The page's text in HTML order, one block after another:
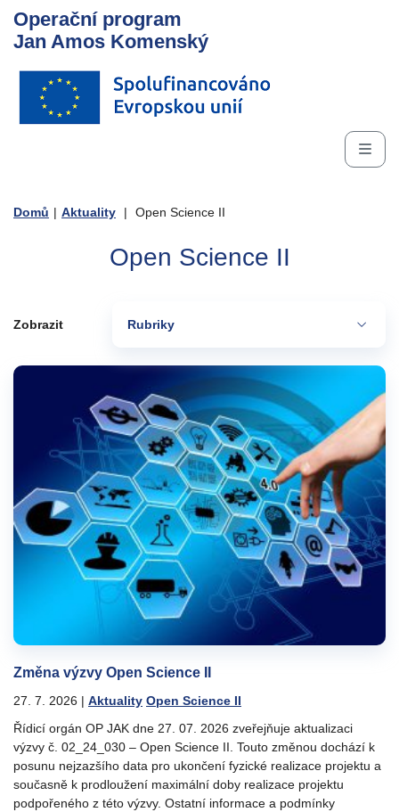
Operační program
Jan Amos Komenský
Domů | Aktuality | Open Science II
Open Science II
Zobrazit Rubriky
Změna výzvy Open Science II
27. 7. 2026 | Aktuality Open Science II
Řídicí orgán OP JAK dne 27. 07. 2026 zveřejňuje aktualizaci
výzvy č. 02_24_030 – Open Science II. Touto změnou dochází k
posunu nejzazšího data pro ukončení fyzické realizace projektu a
současně k prodloužení maximální doby realizace projektu
podpořeného z této výzvy. Ostatní informace a podmínky